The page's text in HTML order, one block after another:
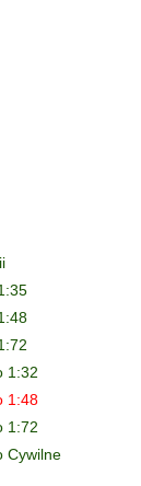
1:32
1:48
1:72
Cywilne